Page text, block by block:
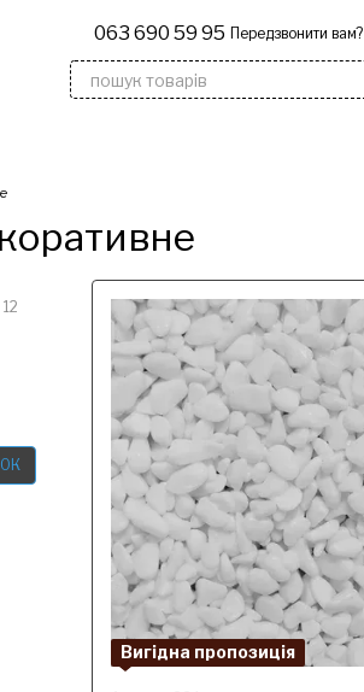
063 690 59 95 Передзвонити вам?
Вигідна пропозиція
12
ОК